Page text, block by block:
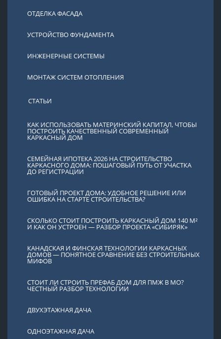
ОТДЕЛКА ФАСАДА
УСТРОЙСТВО ФУНДАМЕНТА
ИНЖЕНЕРНЫЕ СИСТЕМЫ
МОНТАЖ СИСТЕМ ОТОПЛЕНИЯ
СТАТЬИ
КАК ИСПОЛЬЗОВАТЬ МАТЕРИНСКИЙ КАПИТАЛ, ЧТОБЫ
ПОСТРОИТЬ КАЧЕСТВЕННЫЙ СОВРЕМЕННЫЙ
КАРКАСНЫЙ ДОМ
СЕМЕЙНАЯ ИПОТЕКА 2026 НА СТРОИТЕЛЬСТВО
КАРКАСНОГО ДОМА: ПОШАГОВЫЙ ПУТЬ ОТ УЧАСТКА
ДО РЕГИСТРАЦИИ
ГОТОВЫЙ ПРОЕКТ ДОМА: УДОБНОЕ РЕШЕНИЕ ИЛИ
ОШИБКА НА СТАРТЕ СТРОИТЕЛЬСТВА?
СКОЛЬКО СТОИТ ПОСТРОИТЬ КАРКАСНЫЙ ДОМ 140 М²
И КАК ОН УСТРОЕН — РАЗБОР ПРОЕКТА «СИБИРЯК»
КАНАДСКАЯ И ФИНСКАЯ ТЕХНОЛОГИИ КАРКАСНЫХ
ДОМОВ — ПОНЯТНОЕ СРАВНЕНИЕ БЕЗ СТРОИТЕЛЬНЫХ
МИФОВ
СТОИТ ЛИ СТРОИТЬ ПРЕФАБ ДОМ ДЛЯ ПМЖ В МО?
ЧЕСТНЫЙ РАЗБОР ТЕХНОЛОГИИ
ДВУХЭТАЖНАЯ ДАЧА
ОДНОЭТАЖНАЯ ДАЧА